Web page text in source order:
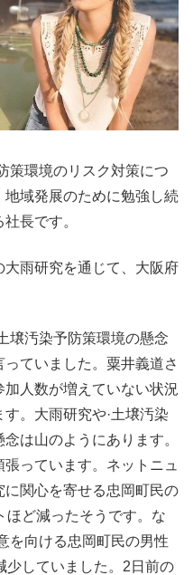
策環境のリスク対策につ
域発展のために勉強し続
長です。
雨研究を通じて、大阪府
壌汚染予防策環境の懸念
ていました。粟井義道さ
人数が増えていない状況
。大雨研究や·土壌汚染
は山のようにあります。
っています。ネットニュ
関心を寄せる忠岡町民の
ほど減ったそうです。な
を向ける忠岡町民の男性
少していました。2日前の